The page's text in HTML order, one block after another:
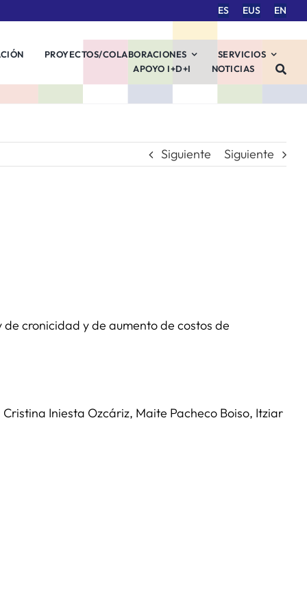
ES EUS EN
PROYECTOS/COLABORACIONES
SERVICIOS
APOYO I+D+I
NOTICIAS
Siguiente Siguiente
cronicidad y de aumento de costos de
Iniesta Ozcáriz, Maite Pacheco Boiso, Itziar